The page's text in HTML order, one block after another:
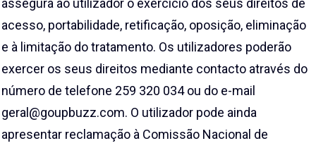
assegura ao utilizador o exercício dos seus direitos de
acesso, portabilidade, retificação, oposição, eliminação
e à limitação do tratamento. Os utilizadores poderão
exercer os seus direitos mediante contacto através do
número de telefone 259 320 034 ou do e-mail
geral@goupbuzz.com. O utilizador pode ainda
apresentar reclamação à Comissão Nacional de